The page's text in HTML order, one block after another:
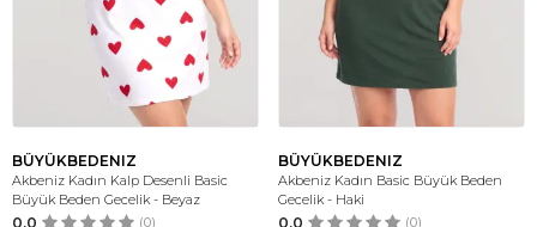
BÜYÜKBEDENIZ
Akbeniz Kadın Kalp Desenli Basic
Büyük Beden Gecelik - Beyaz
0.0 (0)
BÜYÜKBEDENIZ
Akbeniz Kadın Basic Büyük Beden
Gecelik - Haki
0.0 (0)